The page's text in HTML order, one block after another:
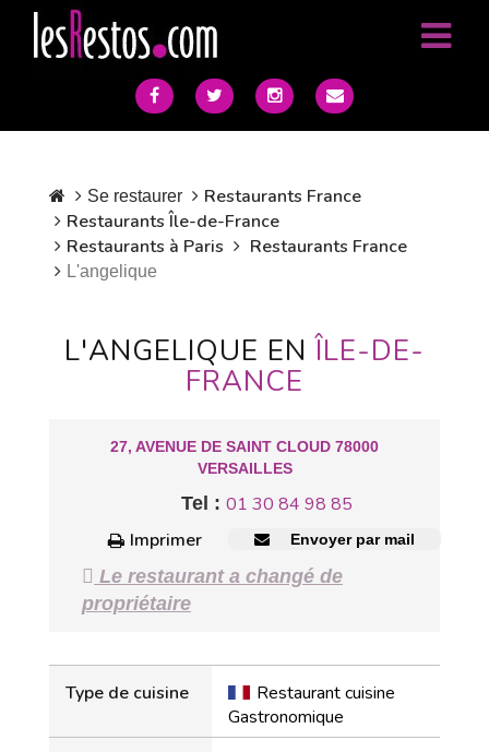
Se restaurer
Restaurants France
Restaurants Île-de-France
Restaurants à Paris
Restaurants France
L'angelique
L'ANGELIQUE ENÎLE-DE-
FRANCE
27, AVENUE DE SAINT CLOUD 78000
VERSAILLES
Tel : 01 30 84 98 85
Imprimer
Envoyer par mail
Le restaurant a changé de
propriétaire
Type de cuisine
Restaurant cuisine
Gastronomique